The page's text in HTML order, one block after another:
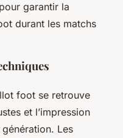
garantir la
durant les matchs
foot se retrouve
et l’impression
Les